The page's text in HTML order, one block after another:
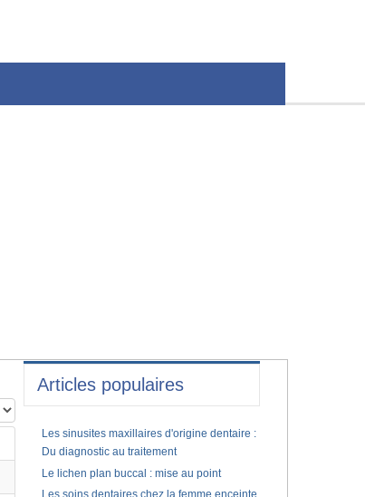
#
Articles populaires
Les sinusites maxillaires d'origine dentaire :
Du diagnostic au traitement
Le lichen plan buccal : mise au point
Les soins dentaires chez la femme enceinte